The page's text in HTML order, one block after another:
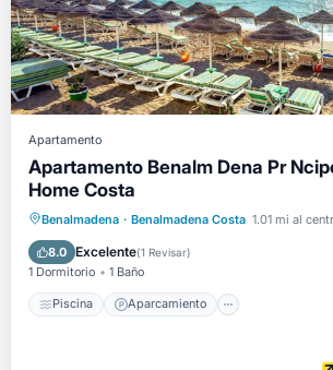
Apartamento
Apartamento Benalm Dena Pr
Home Costa
Benalmadena · Benalmadena Costa 1.01 mi al
8.0 Excelente(1 Revisar)
1 Dormitorio 1 Baño
Piscina Aparcamiento
Piscina
Aparcamiento
Apto para niños